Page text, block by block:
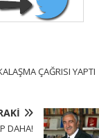
ÇAĞRISI YAPTI
DAHA!